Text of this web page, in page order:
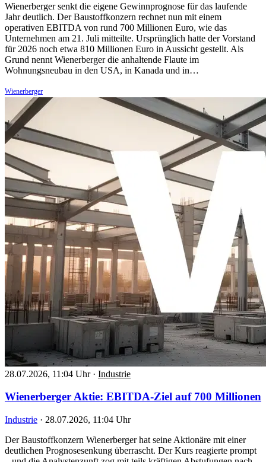
Wienerberger senkt die eigene Gewinnprognose für das laufende
Jahr deutlich. Der Baustoffkonzern rechnet nun mit einem
operativen EBITDA von rund 700 Millionen Euro, wie das
Unternehmen am 21. Juli mitteilte. Ursprünglich hatte der Vorstand
für 2026 noch etwa 810 Millionen Euro in Aussicht gestellt. Als
Grund nennt Wienerberger die anhaltende Flaute im
Wohnungsneubau in den USA, in Kanada und in…
Wienerberger
28.07.2026, 11:04 Uhr · Industrie
Wienerberger Aktie: EBITDA-Ziel auf 700 Millionen
Industrie · 28.07.2026, 11:04 Uhr
Der Baustoffkonzern Wienerberger hat seine Aktionäre mit einer
deutlichen Prognosesenkung überrascht. Der Kurs reagierte prompt